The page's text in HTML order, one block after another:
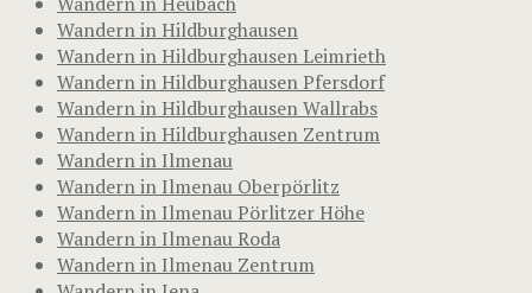
Wandern in Hildburghausen
Wandern in Hildburghausen Leimrieth
Wandern in Hildburghausen Pfersdorf
Wandern in Hildburghausen Wallrabs
Wandern in Hildburghausen Zentrum
Wandern in Ilmenau
Wandern in Ilmenau Oberpörlitz
Wandern in Ilmenau Pörlitzer Höhe
Wandern in Ilmenau Roda
Wandern in Ilmenau Zentrum